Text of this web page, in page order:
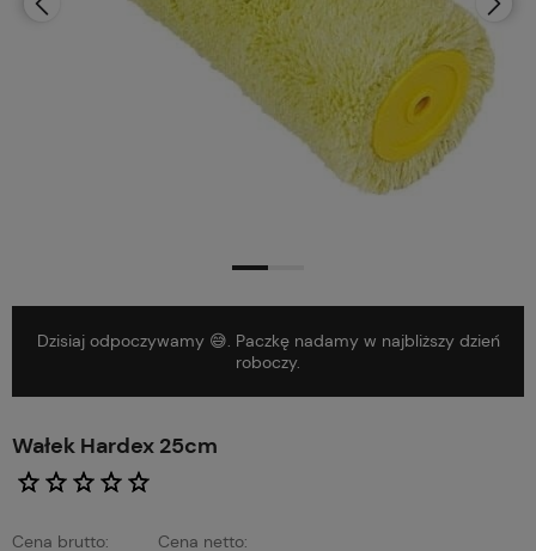
Dzisiaj odpoczywamy 😅. Paczkę nadamy w najbliższy dzień
roboczy.
Wałek Hardex 25cm
Cena brutto: Cena netto: